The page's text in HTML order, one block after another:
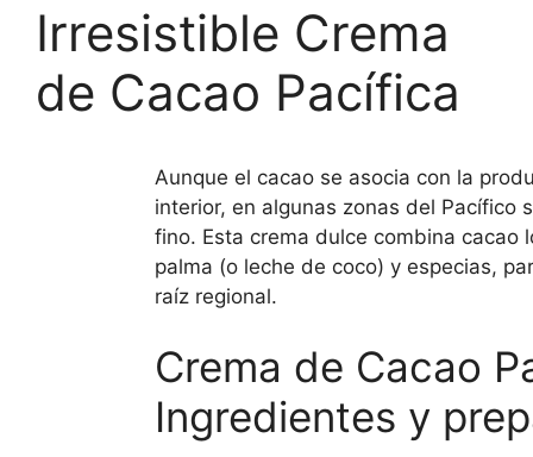
Irresistible Crema
de Cacao Pacífica
Aunque el cacao se asocia con la
interior, en algunas zonas del Pacífico
fino. Esta crema dulce combina cacao
palma (o leche de coco) y especias,
raíz regional.
Crema de Cacao
Ingredientes y